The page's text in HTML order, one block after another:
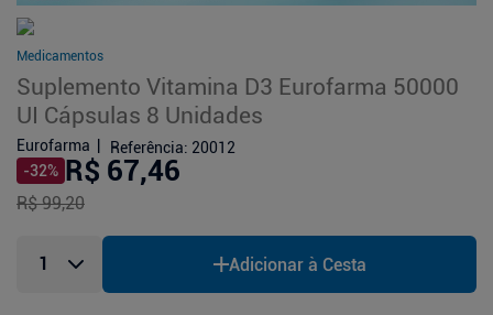
Medicamentos
Suplemento Vitamina D3 Eurofarma 50000
UI Cápsulas 8 Unidades
Eurofarma Referência: 20012
-32% R$ 67,46
R$ 99,20
Adicionar à Cesta